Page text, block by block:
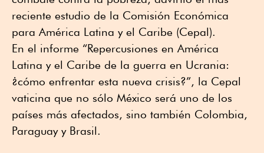
reciente estudio de la Comisión Económica
para América Latina y el Caribe (Cepal).
En el informe “Repercusiones en América
Latina y el Caribe de la guerra en Ucrania:
¿cómo enfrentar esta nueva crisis?”, la Cepal
vaticina que no sólo México será uno de los
países más afectados, sino también Colombia,
Paraguay y Brasil.